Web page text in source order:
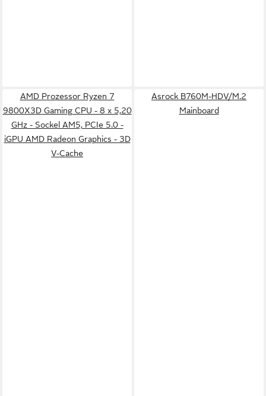
AMD Prozessor Ryzen 7
9800X3D Gaming CPU - 8 x 5,20
GHz - Sockel AM5, PCIe 5.0 -
iGPU AMD Radeon Graphics - 3D
V-Cache
Asrock B760M-HDV/M.2
Mainboard